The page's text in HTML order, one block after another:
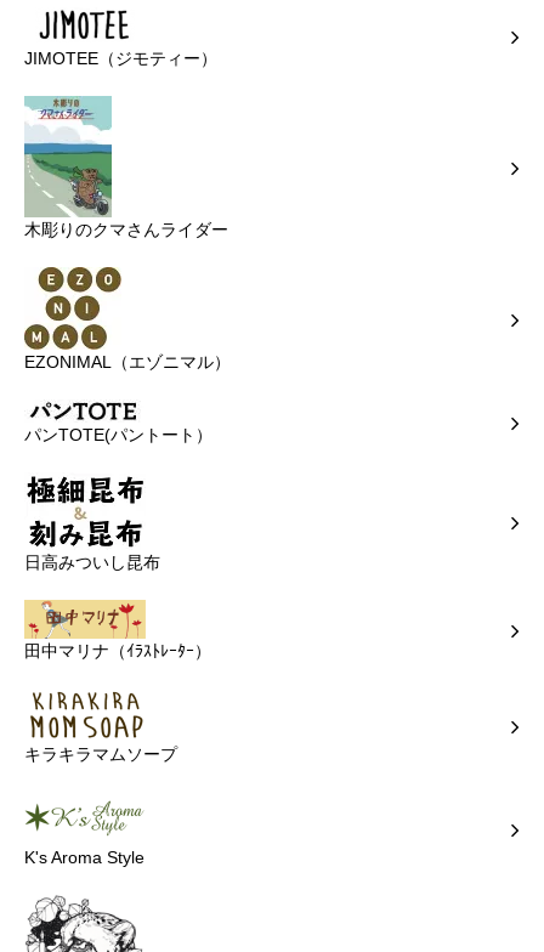
JIMOTEE（ジモティー）
木彫りのクマさんライダー
EZONIMAL（エゾニマル）
パンTOTE(パントート）
日高みついし昆布
田中マリナ（ｲﾗｽﾄﾚｰﾀｰ）
キラキラマムソープ
K's Aroma Style